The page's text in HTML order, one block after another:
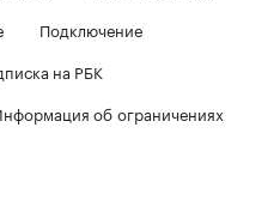
Подключение
на РБК
об ограничениях